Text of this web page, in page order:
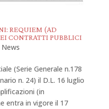
REQUIEM (AD
CONTRATTI PUBBLICI
News
(Serie Generale n.178
n. 24) il D.L. 16 luglio
(in
entra in vigore il 17